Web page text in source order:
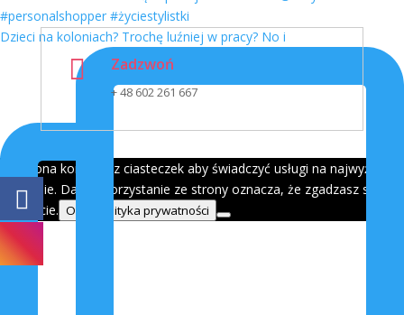
Dzieci na koloniach? Trochę luźniej w pracy? No i
 Zadzwoń
+ 48 602 261 667
Ta strona korzysta z ciasteczek aby świadczyć usługi na najwyższym
poziomie. Dalsze korzystanie ze strony oznacza, że zgadzasz się na
ich użycie. OK Polityka prywatności